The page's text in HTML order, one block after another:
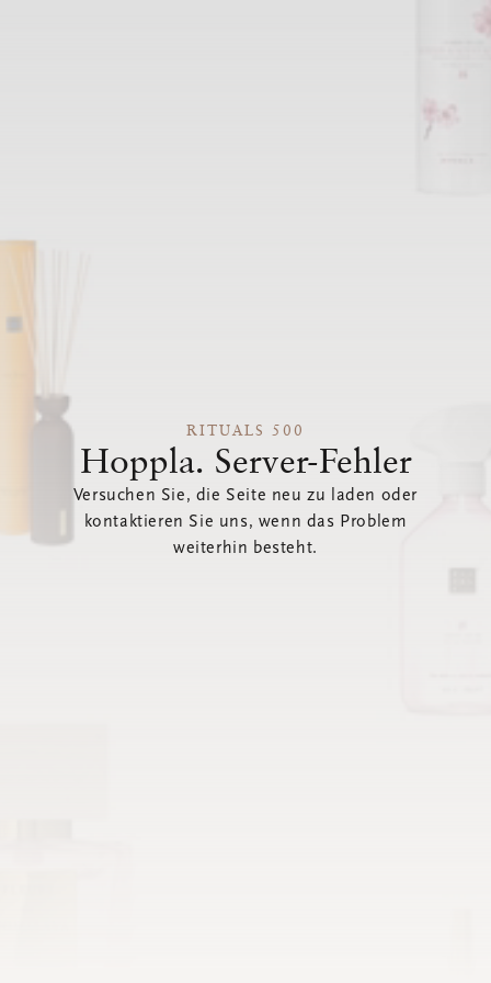
RITUALS 500
Hoppla. Server-Fehler
Versuchen Sie, die Seite neu zu laden oder
kontaktieren Sie uns, wenn das Problem
weiterhin besteht.